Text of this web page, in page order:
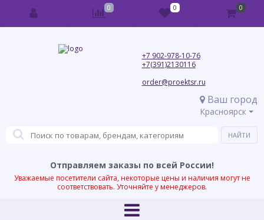
+7 902-978-10-76
+7(391)2130116
order@proektsr.ru
Ваш город
Красноярск
Отправляем заказы по всей России!
Уважаемые посетители сайта, некоторые цены и наличия могут не
соответствовать. Уточняйте у менеджеров.
0 0 0